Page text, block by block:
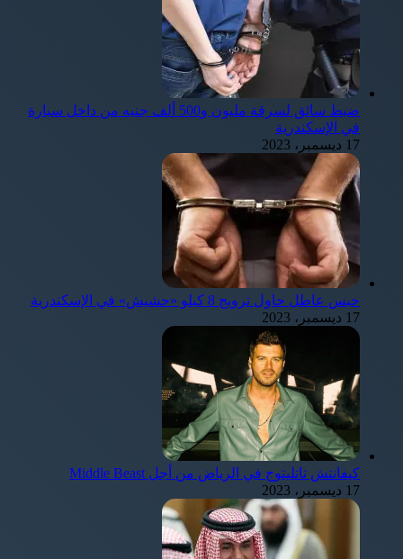
ضبط سائق لسرقة مليون و500 ألف جنيه من داخل سيارة
في الإسكندرية
17 ديسمبر، 2023
حبس عاطل حاول ترويج 8 كيلو «حشيش» في الإسكندرية
17 ديسمبر، 2023
كيفانتش تاتليتوج في الرياض من أجل Middle Beast
17 ديسمبر، 2023